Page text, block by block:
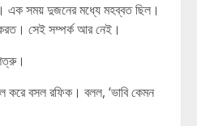
এক সময় দুজনের মধ্যে মহব্বত ছিল।
সেই সম্পর্ক আর নেই।
করে বসল রফিক। বলল, ‘ভাবি কেমন